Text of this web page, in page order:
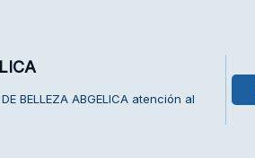
BELLEZA ABGELICA atención al